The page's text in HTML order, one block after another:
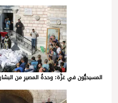
المسيحيُّون في غزَّة: وحدةُ المصيرِ من